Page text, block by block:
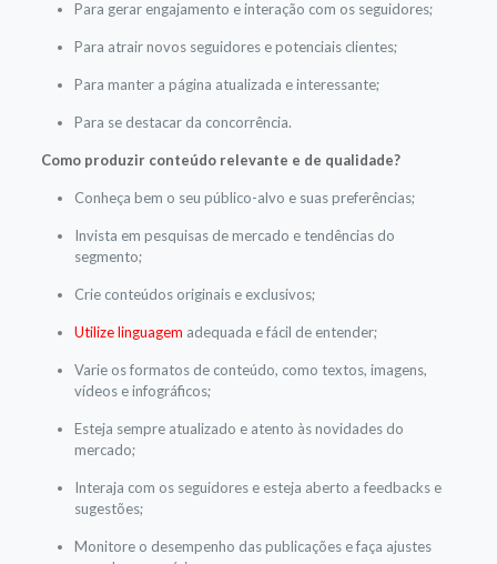
Para gerar engajamento e interação com os seguidores;
Para atrair novos seguidores e potenciais clientes;
Para manter a página atualizada e interessante;
Para se destacar da concorrência.
Como produzir conteúdo relevante e de qualidade?
Conheça bem o seu público-alvo e suas preferências;
Invista em pesquisas de mercado e tendências do
segmento;
Crie conteúdos originais e exclusivos;
Utilize linguagem adequada e fácil de entender;
Varie os formatos de conteúdo, como textos, imagens,
vídeos e infográficos;
Esteja sempre atualizado e atento às novidades do
mercado;
Interaja com os seguidores e esteja aberto a feedbacks e
sugestões;
Monitore o desempenho das publicações e faça ajustes